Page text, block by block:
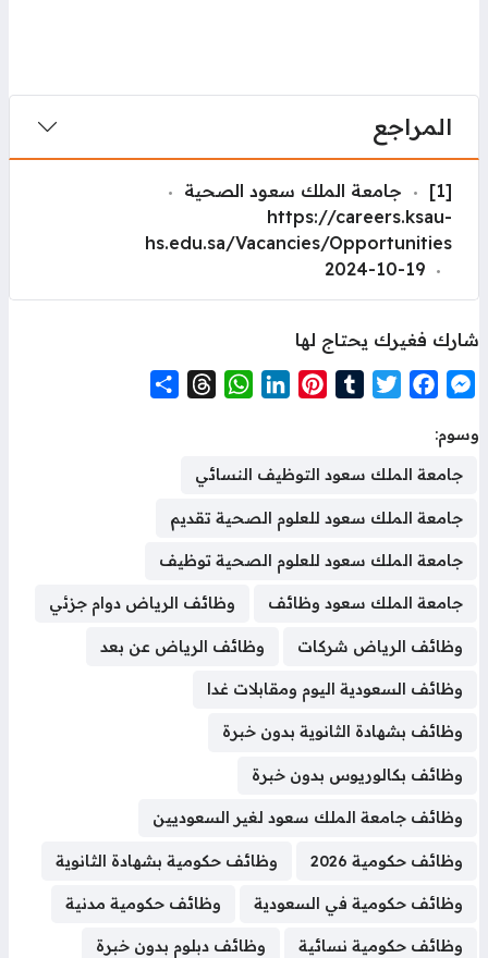
المراجع
جامعة الملك سعود الصحية
https://careers.ksau-
hs.edu.sa/Vacancies/Opportunities
2024-10-19
فغيرك يحتاج لها
M
s
s
n
g
r
F
e
o
o
T
t
e
r
T
b
r
P
t
r
e
t
L
k
d
I
W
t
A
p
T
d
S
جامعة الملك سعود التوظيف النسائي
جامعة الملك سعود للعلوم الصحية تقديم
جامعة الملك سعود للعلوم الصحية توظيف
جامعة الملك سعود وظائف وظائف الرياض دوام جزئي
وظائف الرياض شركات وظائف الرياض عن بعد
وظائف السعودية اليوم ومقابلات غدا
وظائف بشهادة الثانوية بدون خبرة
وظائف بكالوريوس بدون خبرة
وظائف جامعة الملك سعود لغير السعوديين
وظائف حكومية 2026 وظائف حكومية بشهادة الثانوية
وظائف حكومية في السعودية وظائف حكومية مدنية
وظائف حكومية نسائية وظائف دبلوم بدون خبرة